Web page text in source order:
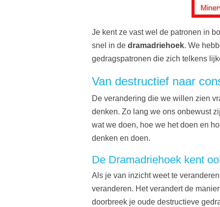
Je kent ze vast wel de patronen in
snel in de dramadriehoek. We
gedragspatronen die zich telkens
Van destructief naar
De verandering die we willen zien
denken. Zo lang we ons onbewust
wat we doen, hoe we het doen en
denken en doen.
De Dramadriehoek kent
Als je van inzicht weet te
veranderen. Het verandert de
doorbreek je oude destructieve